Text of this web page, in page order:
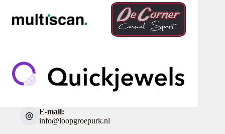
E-mail:
info@loopgroepurk.nl